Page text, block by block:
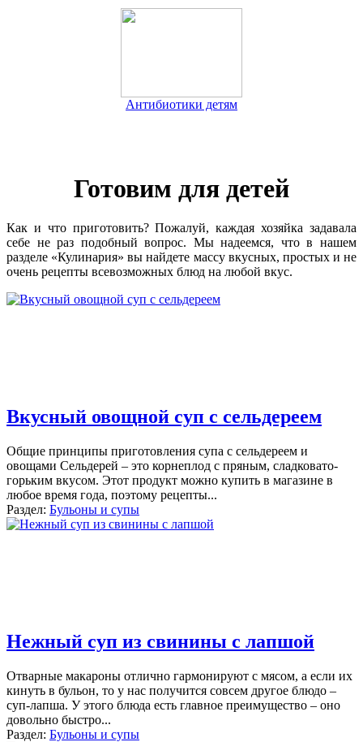
Антибиотики детям
Готовим для детей
Как и что приготовить? Пожалуй, каждая хозяйка задавала
себе не раз подобный вопрос. Мы надеемся, что в нашем
разделе «Кулинария» вы найдете массу вкусных, простых и не
очень рецепты всевозможных блюд на любой вкус.
Вкусный овощной суп с сельдереем
Общие принципы приготовления супа с сельдереем и
овощами Сельдерей – это корнеплод с пряным, сладковато-
горьким вкусом. Этот продукт можно купить в магазине в
любое время года, поэтому рецепты...
Раздел: Бульоны и супы
Нежный суп из свинины с лапшой
Отварные макароны отлично гармонируют с мясом, а если их
кинуть в бульон, то у нас получится совсем другое блюдо –
суп-лапша. У этого блюда есть главное преимущество – оно
довольно быстро...
Раздел: Бульоны и супы